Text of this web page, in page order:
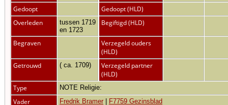
Gedoopt
Gedoopt (HLD)
Overleden
tussen 1719
en 1723
Begiftigd (HLD)
Begraven
Verzegeld ouders
(HLD)
Getrouwd
( ca. 1709)
Verzegeld partner
(HLD)
Type
NOTE Religie:
Vader Fredrik Bramer F7759 Gezinsblad